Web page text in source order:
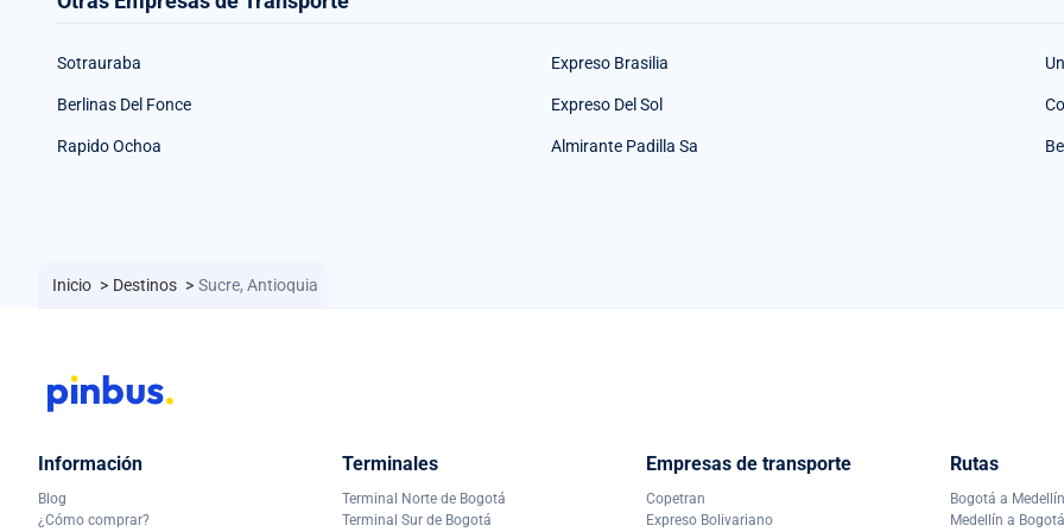
Sotrauraba Expreso Brasilia
Berlinas Del Fonce Expreso Del Sol
Rapido Ochoa Almirante Padilla Sa
Inicio > Destinos > Sucre, Antioquia
Información
Blog
¿Cómo comprar?
Terminales
Terminal Norte de Bogotá
Terminal Sur de Bogotá
Empresas de transporte
Copetran
Expreso Bolivariano
Rutas
Bogotá a Medellín
Medellín a Bogotá